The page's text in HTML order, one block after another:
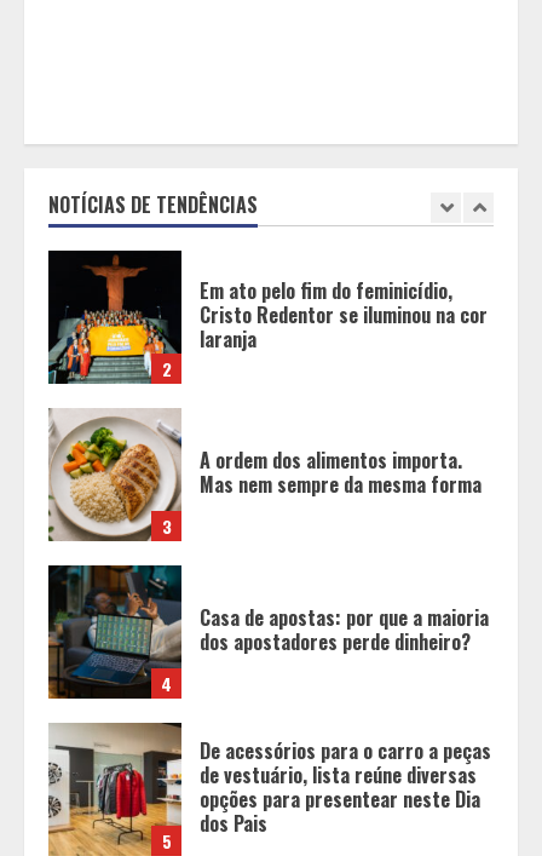
NOTÍCIAS DE TENDÊNCIAS
2
3
A ordem dos alimentos importa.
Mas nem sempre da mesma forma
4
Casa de apostas: por que a maioria
dos apostadores perde dinheiro?
5
de vestuário, lista reúne diversas
opções para presentear neste Dia
1
BH será a Capital da Cachaça com a
Expocachaça